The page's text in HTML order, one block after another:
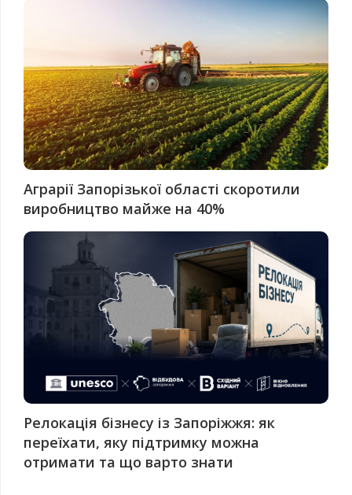
Аграрії Запорізької області скоротили
виробництво майже на 40%
Релокація бізнесу із Запоріжжя: як
переїхати, яку підтримку можна
отримати та що варто знати